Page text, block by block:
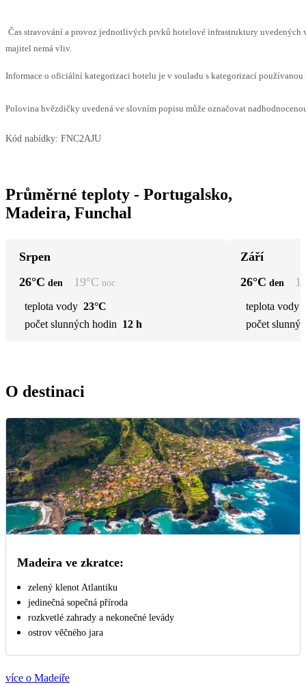
Čas stravování a provoz jednotlivých prvků hotelové infrastruktury uvedených
majitel nemá vliv.
Informace o oficiální kategorizaci hotelu je v souladu s kategorizací
Polovina hvězdičky uvedená ve slovním popisu může označovat
Kód nabídky: FNC2AJU
Průměrné teploty - Portugalsko,
Madeira, Funchal
Srpen
26°C den 19°C noc
teplota vody 23°C
počet slunných hodin 12 h
Září
26°C den
teplota vody
počet
O destinaci
Madeira ve zkratce:
zelený klenot Atlantiku
jedinečná sopečná příroda
rozkvetlé zahrady a nekonečné levády
ostrov věčného jara
více o Madeiře